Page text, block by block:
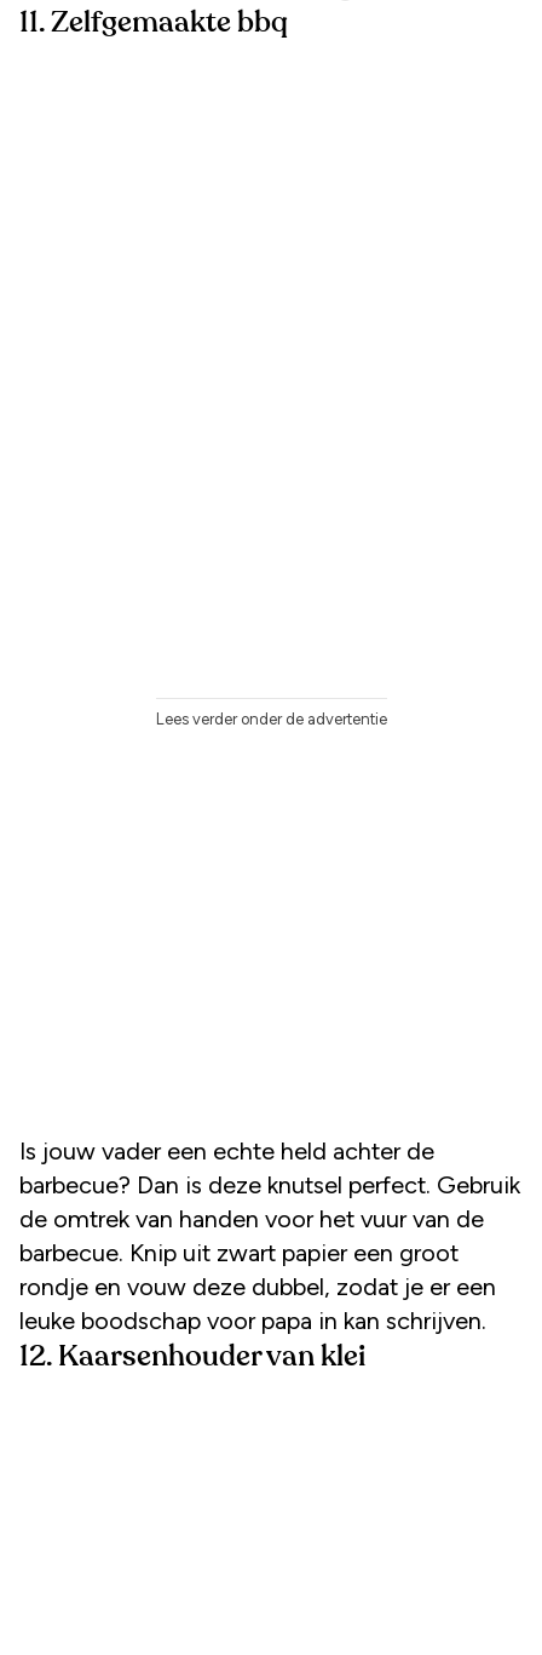
11. Zelfgemaakte bbq
Lees verder onder de advertentie
Is jouw vader een echte held achter de
barbecue? Dan is deze knutsel perfect. Gebruik
de omtrek van handen voor het vuur van de
barbecue. Knip uit zwart papier een groot
rondje en vouw deze dubbel, zodat je er een
leuke boodschap voor papa in kan schrijven.
12. Kaarsenhouder van klei